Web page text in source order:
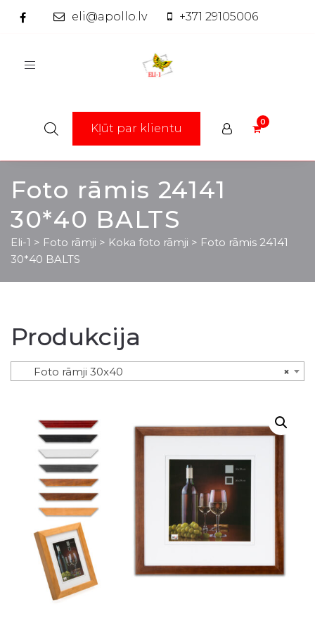
eli@apollo.lv +371 29105006
Toggle
Kļūt par klientu
Foto rāmis 24141
30*40 BALTS
Eli-1 > Foto rāmji > Koka foto rāmji > Foto rāmis 24141
30*40 BALTS
Produkcija
×
Foto rāmji 30x40